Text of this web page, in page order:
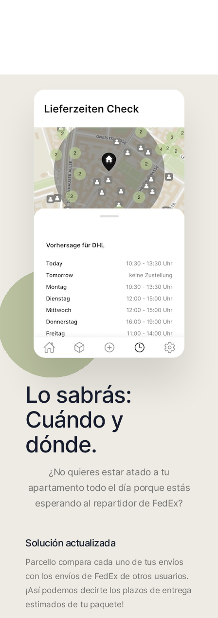
Lo sabrás:
Cuándo y
dónde.
¿No quieres estar atado a tu
apartamento todo el día porque estás
esperando al repartidor de FedEx?
Solución actualizada
Parcello compara cada uno de tus envíos
con los envíos de FedEx de otros usuarios.
¡Así podemos decirte los plazos de entrega
estimados de tu paquete!